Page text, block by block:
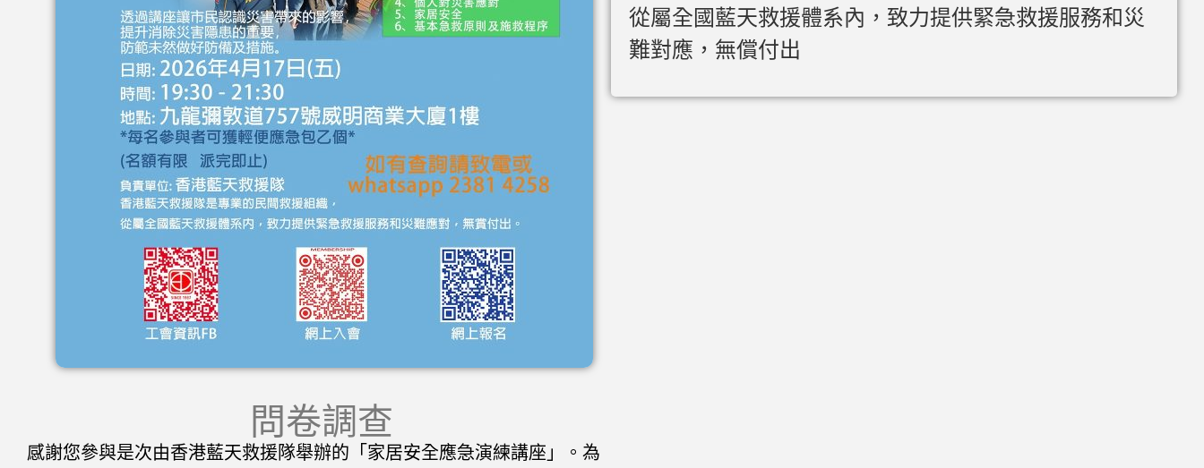
從屬全國藍天救援體系內，致力提供緊急救援服務和災
難對應，無償付出
問卷調查
感謝您參與是次由香港藍天救援隊舉辦的「家居安全應急演練講座」。為